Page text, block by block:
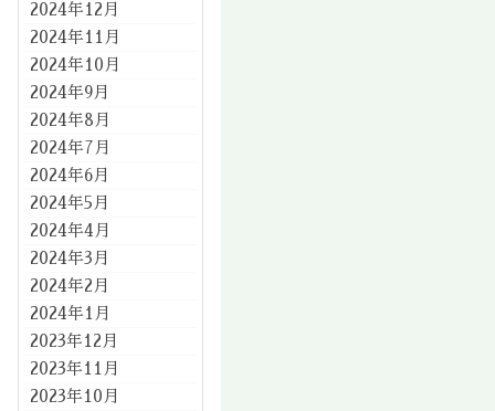
2024年12月
2024年11月
2024年10月
2024年9月
2024年8月
2024年7月
2024年6月
2024年5月
2024年4月
2024年3月
2024年2月
2024年1月
2023年12月
2023年11月
2023年10月